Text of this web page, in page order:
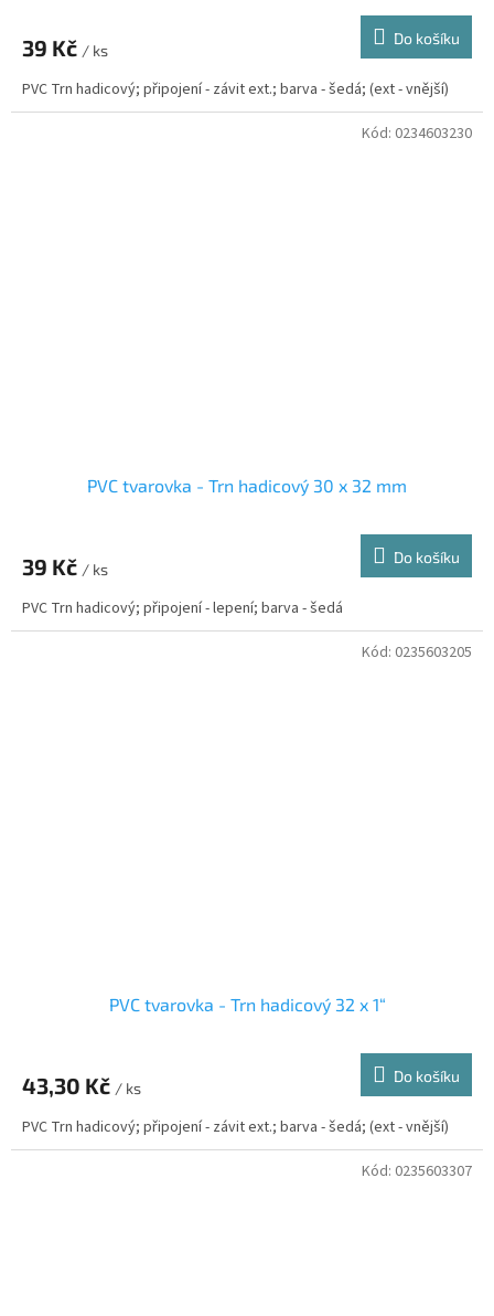
39 Kč / ks
Do košíku
PVC Trn hadicový; připojení - závit ext.; barva - šedá; (ext - vnější)
PVC tvarovka - Trn hadicový 30 x 32 mm
39 Kč / ks
Do košíku
PVC Trn hadicový; připojení - lepení; barva - šedá
Kód: 0234603230
PVC tvarovka - Trn hadicový 32 x 1“
43,30 Kč / ks
Do košíku
PVC Trn hadicový; připojení - závit ext.; barva - šedá; (ext - vnější)
Kód: 0235603205
Kód: 0235603307